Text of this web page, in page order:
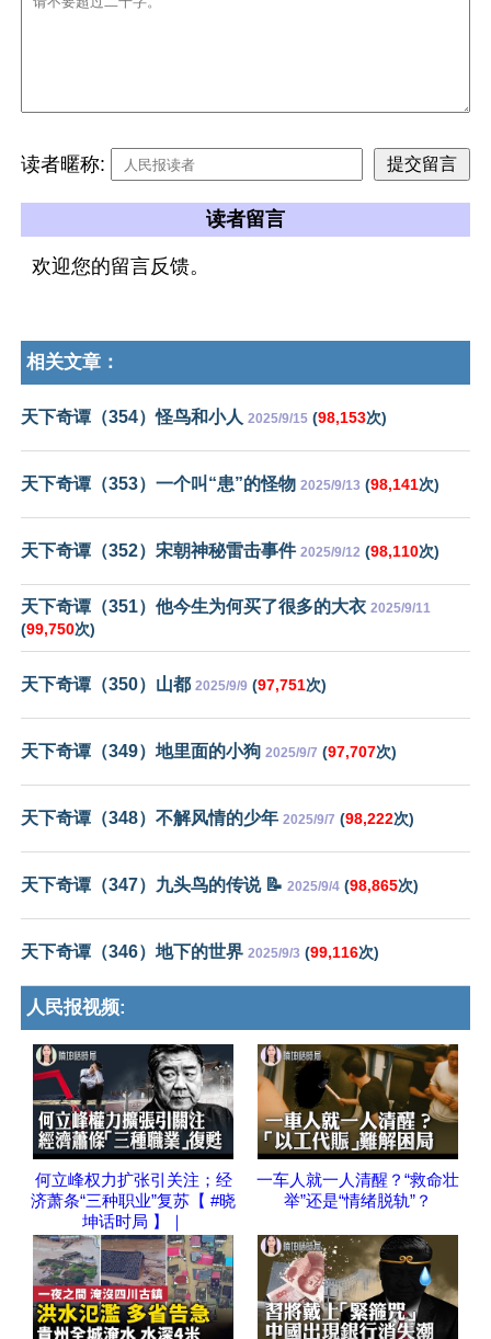
读者暱称:
读者留言
欢迎您的留言反馈。
相关文章：
天下奇谭（354）怪鸟和小人 2025/9/15 (98,153次)
天下奇谭（353）一个叫“患”的怪物 2025/9/13 (98,141次)
天下奇谭（352）宋朝神秘雷击事件 2025/9/12 (98,110次)
天下奇谭（351）他今生为何买了很多的大衣 2025/9/11
(99,750次)
天下奇谭（350）山都 2025/9/9 (97,751次)
天下奇谭（349）地里面的小狗 2025/9/7 (97,707次)
天下奇谭（348）不解风情的少年 2025/9/7 (98,222次)
天下奇谭（347）九头鸟的传说 📝 2025/9/4 (98,865次)
天下奇谭（346）地下的世界 2025/9/3 (99,116次)
人民报视频:
何立峰权力扩张引关注；经
济萧条“三种职业”复苏【 #晓
坤话时局 】｜
一车人就一人清醒？“救命壮
举”还是“情绪脱轨”？